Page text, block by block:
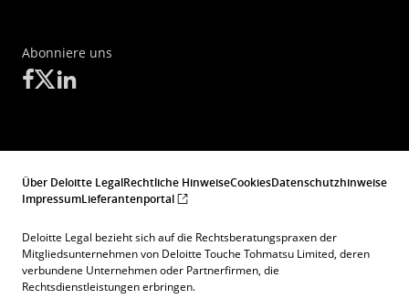
Abonniere uns
Über Deloitte LegalRechtliche HinweiseCookiesDatenschutzhinweise
ImpressumLieferantenportal
Deloitte Legal bezieht sich auf die Rechtsberatungspraxen der
Mitgliedsunternehmen von Deloitte Touche Tohmatsu Limited, deren
verbundene Unternehmen oder Partnerfirmen, die
Rechtsdienstleistungen erbringen.